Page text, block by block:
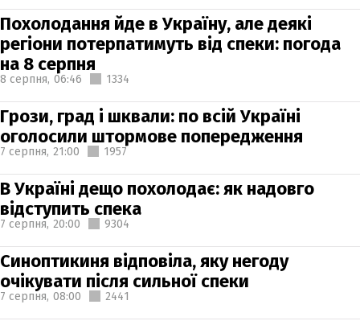
Похолодання йде в Україну, але деякі
регіони потерпатимуть від спеки: погода
на 8 серпня
8 серпня, 06:46 1334
Грози, град і шквали: по всій Україні
оголосили штормове попередження
7 серпня, 21:00 1957
В Україні дещо похолодає: як надовго
відступить спека
7 серпня, 20:00 9304
Синоптикиня відповіла, яку негоду
очікувати після сильної спеки
7 серпня, 08:00 2441